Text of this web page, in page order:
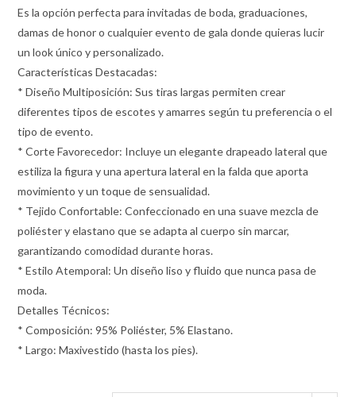
Es la opción perfecta para invitadas de boda, graduaciones,
damas de honor o cualquier evento de gala donde quieras lucir
un look único y personalizado.
Características Destacadas:
* Diseño Multiposición: Sus tiras largas permiten crear
diferentes tipos de escotes y amarres según tu preferencia o el
tipo de evento.
* Corte Favorecedor: Incluye un elegante drapeado lateral que
estiliza la figura y una apertura lateral en la falda que aporta
movimiento y un toque de sensualidad.
* Tejido Confortable: Confeccionado en una suave mezcla de
poliéster y elastano que se adapta al cuerpo sin marcar,
garantizando comodidad durante horas.
* Estilo Atemporal: Un diseño liso y fluido que nunca pasa de
moda.
Detalles Técnicos:
* Composición: 95% Poliéster, 5% Elastano.
* Largo: Maxivestido (hasta los pies).